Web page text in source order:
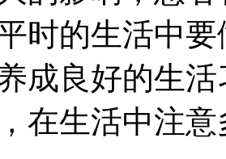
时的生活中
成良好的生
在生活中注